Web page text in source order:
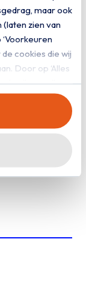
maar ook
zien van
cookies die wij
Door op ‘Alles
van alle
en